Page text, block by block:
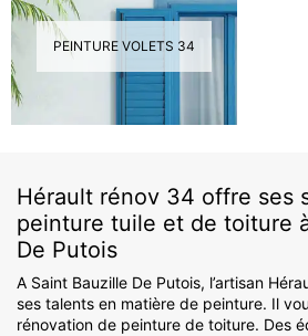
PEINTURE VOLETS 34
Hérault rénov 34 offre ses
peinture tuile et de toiture
De Putois
A Saint Bauzille De Putois, l’artisan
ses talents en matière de peinture. Il
rénovation de peinture de toiture. Des